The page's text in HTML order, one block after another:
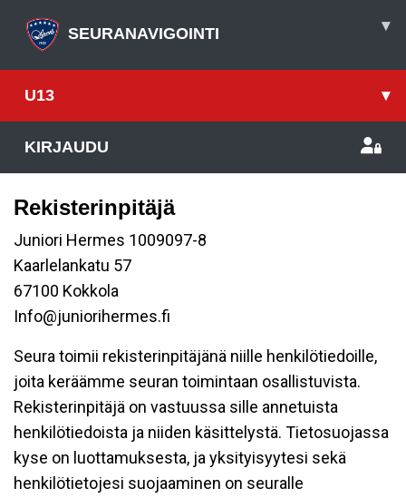
SEURANAVIGOINTI ▾
U13 ▾
KIRJAUDU
Rekisterinpitäjä
Juniori Hermes 1009097-8
Kaarlelankatu 57
67100 Kokkola
Info@juniorihermes.fi
Seura toimii rekisterinpitäjänä niille henkilötiedoille,
joita keräämme seuran toimintaan osallistuvista.
Rekisterinpitäjä on vastuussa sille annetuista
henkilötiedoista ja niiden käsittelystä. Tietosuojassa
kyse on luottamuksesta, ja yksityisyytesi sekä
henkilötietojesi suojaaminen on seuralle